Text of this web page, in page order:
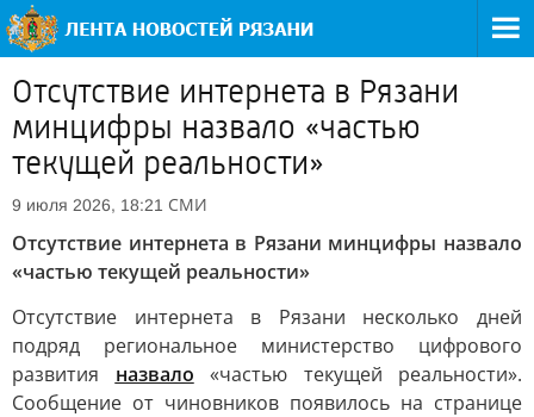
Отсутствие интернета в Рязани
минцифры назвало «частью
текущей реальности»
9 июля 2026, 18:21 СМИ
Отсутствие интернета в Рязани минцифры назвало
«частью текущей реальности»
Отсутствие интернета в Рязани несколько дней
подряд региональное министерство цифрового
развития назвало «частью текущей реальности».
Сообщение от чиновников появилось на странице